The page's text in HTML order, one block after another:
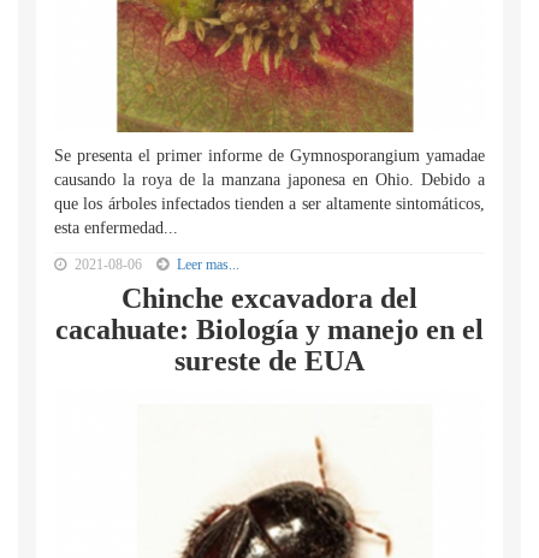
Se presenta el primer informe de Gymnosporangium yamadae
causando la roya de la manzana japonesa en Ohio. Debido a
que los árboles infectados tienden a ser altamente sintomáticos,
esta enfermedad...
2021-08-06 Leer mas...
Chinche excavadora del
cacahuate: Biología y manejo en el
sureste de EUA